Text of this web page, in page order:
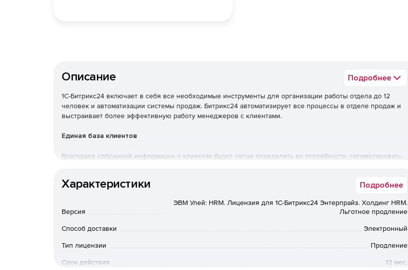
Описание Подробнее
1С-Битрикс24 включает в себя все необходимые инструменты для организации работы отдела до 12
человек и автоматизации системы продаж. Битрикс24 автоматизирует все процессы в отделе продаж и
выстраивает более эффективную работу менеджеров с клиентами.
Единая база клиентов
Благодаря собранной информации о клиентах будет легче определить их потребности, сегментировать
Интеграция с 1C
Возможность интегрировать свой Битрикс24 с «1С: Зарплата и Управление Персоналом» и «1С:
Управление торговлей» для получения в CRM актуальных данных по сотрудникам, товарным остаткам и
ценам «свежего» прайс-листа.
Контакт-центр
Клиенты могут обращаются через популярные мессенджеры, со страничек в социальных сетях, через
Характеристики Подробнее
Версия
ЭВМ Улей: HRM. Лицензия для 1С-Битрикс24 Энтерпрайз. Холдинг HRM.
Льготное продление
Способ доставки Электронный
Тип лицензии Продление
Срок действия 12 мес.